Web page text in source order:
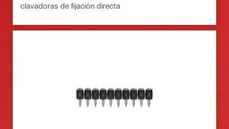
clavadoras de fijación directa